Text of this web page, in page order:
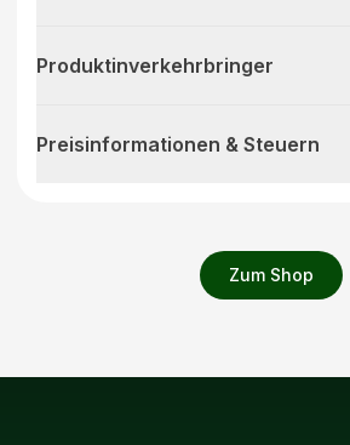
Zum Shop
Produktinverkehrbringer
Preisinformationen & Steuern